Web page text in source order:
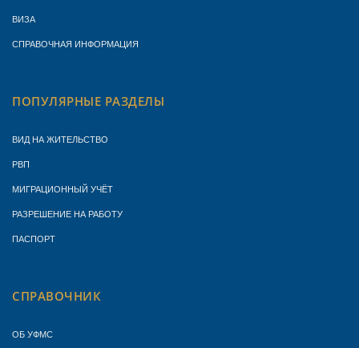
ВИЗА
СПРАВОЧНАЯ ИНФОРМАЦИЯ
ПОПУЛЯРНЫЕ РАЗДЕЛЫ
ВИД НА ЖИТЕЛЬСТВО
РВП
МИГРАЦИОННЫЙ УЧЁТ
РАЗРЕШЕНИЕ НА РАБОТУ
ПАСПОРТ
СПРАВОЧНИК
ОБ УФМС